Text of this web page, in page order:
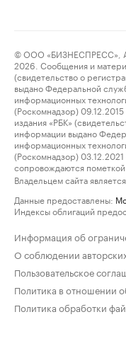
© ООО «БИЗНЕСПРЕСС»,
2026. Сообщения и
(свидетельство о
выдано Федеральной
информационных
(Роскомнадзор)
издания «РБК»
информации выдано
информационных
(Роскомнадзор)
сопровождаются пометкой
Владельцем сайта
Данные предоставлены:
Индексы облигаций
Информация об
О соблюдении
Пользовательское
Политика в отношении
Политика обработки